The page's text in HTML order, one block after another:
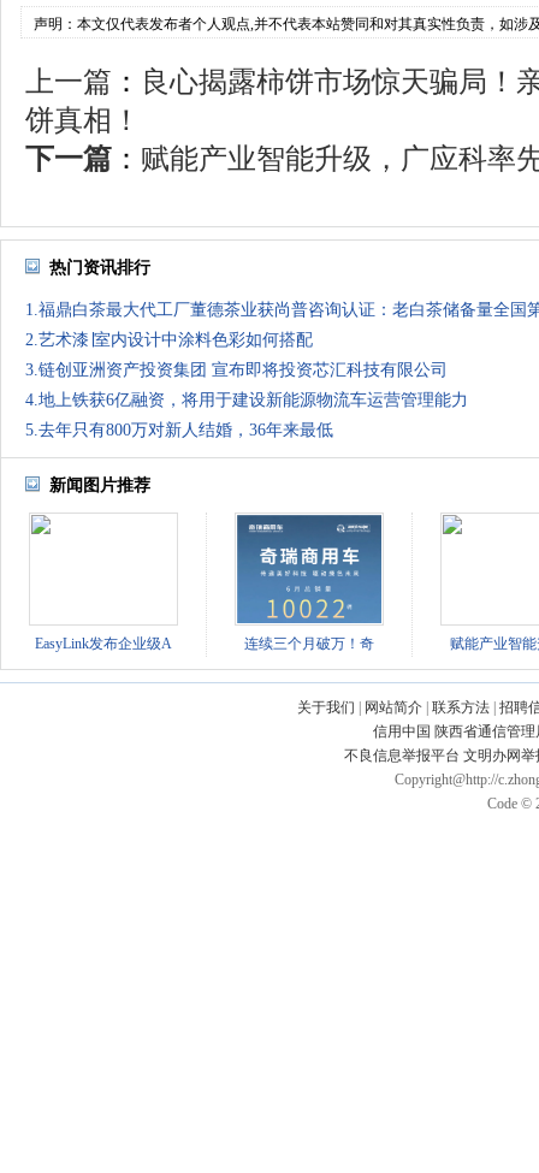
声明：本文仅代表发布者个人观点,并不代表本站赞同和对其真实性负责，如涉
上一篇 ： 良心揭露柿饼市场惊天骗局！
饼真相！
下一篇 ： 赋能产业智能升级，广应科率
热门资讯排行
1.福鼎白茶最大代工厂董德茶业获尚普咨询认证：老白茶储备量全国
2.艺术漆∣室内设计中涂料色彩如何搭配
3.链创亚洲资产投资集团 宣布即将投资芯汇科技有限公司
4.地上铁获6亿融资，将用于建设新能源物流车运营管理能力
5.去年只有800万对新人结婚，36年来最低
新闻图片推荐
EasyLink发布企业级A 连续三个月破万！奇 赋能产业智
关于我们 网站简介 联系方法 招聘
信用中国 陕西省通信管理
不良信息举报平台 文明办网
Copyright@http://
Code ©